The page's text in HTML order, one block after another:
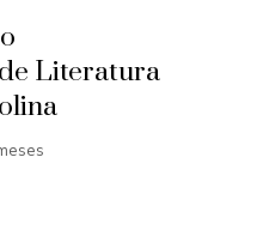
Literatura